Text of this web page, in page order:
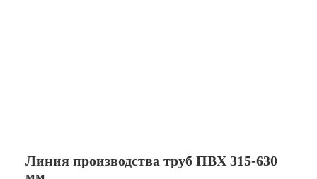
Линия производства труб ПВХ 315-630